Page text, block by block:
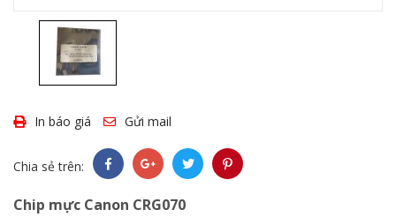
In báo giá Gửi mail
Chia sẻ trên:
Chip mực Canon CRG070